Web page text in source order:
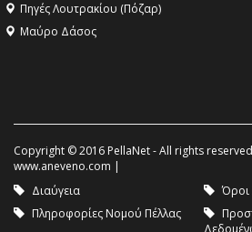
Πηγές Λουτρακίου (Πόζαρ)
Μαύρο Δάσος
Copyright © 2016 PellaNet - All rights
www.aneveno.com |
Διαύγεια
Όροι
Πληροφορίες Νομού Πέλλας